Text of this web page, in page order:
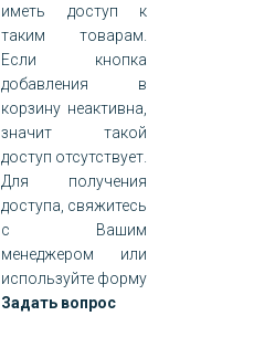
иметь доступ к
таким товарам.
Если кнопка
добавления в
корзину неактивна,
значит такой
доступ отсутствует.
Для получения
доступа, свяжитесь
с Вашим
менеджером или
используйте форму
Задать вопрос